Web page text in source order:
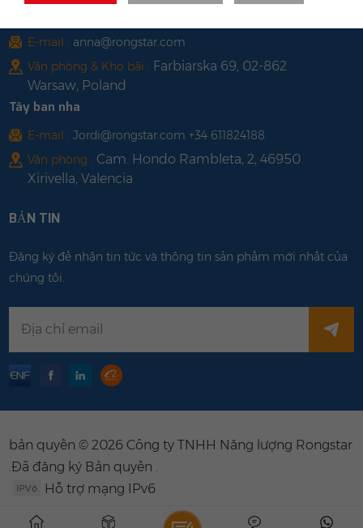
E-mail : anna@rongstar.com
Văn phòng & Kho bãi : Farbiarska 69, 02-862
Warsaw, Poland
Tây ban nha
E-mail : Jordi@rongstar.com +34 611824188
Văn phòng : Cam. Hondo Rambleta, 2, 46950
Xirivella, Valencia
BẢN TIN
Đăng ký để nhận tin tức và thông tin sản phẩm mới nhất của
chúng tôi.
bản quyền © 2026 Công ty TNHH Năng lượng Rongstar
.Đã đăng ký Bản quyền .
Hỗ trợ mạng IPv6